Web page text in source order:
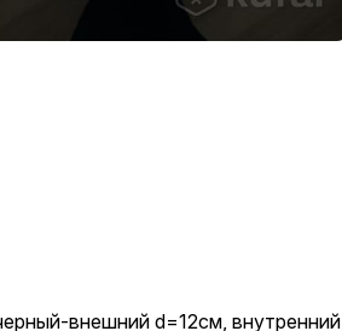
внешний d=12см, внутренний